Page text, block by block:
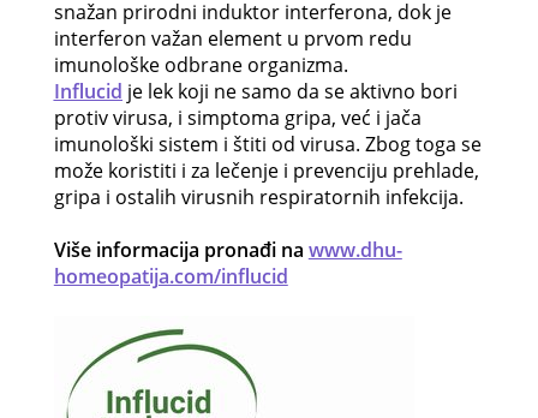
snažan prirodni induktor interferona, dok je
interferon važan element u prvom redu
imunološke odbrane organizma.
Influcid je lek koji ne samo da se aktivno bori
protiv virusa, i simptoma gripa, već i jača
imunološki sistem i štiti od virusa. Zbog toga se
može koristiti i za lečenje i prevenciju prehlade,
gripa i ostalih virusnih respiratornih infekcija.
Više informacija pronađi na www.dhu-
homeopatija.com/influcid